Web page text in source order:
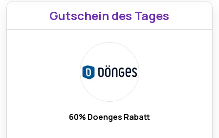
Gutschein des Tages
60% Doenges Rabatt